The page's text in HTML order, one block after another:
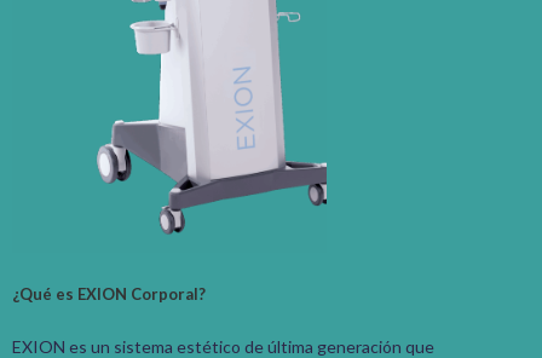
¿Qué es EXION Corporal?
EXION es un sistema estético de última generación que